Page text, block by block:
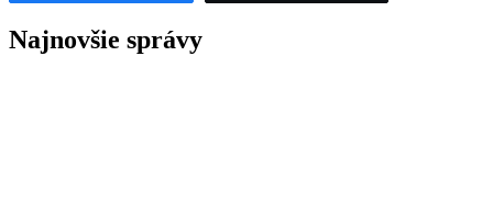
Najnovšie správy